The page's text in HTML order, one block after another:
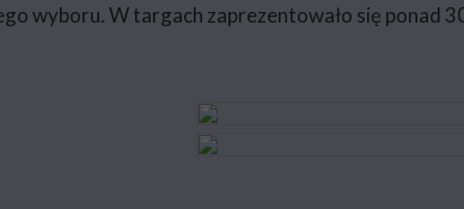
wyboru. W targach zaprezentowało się ponad